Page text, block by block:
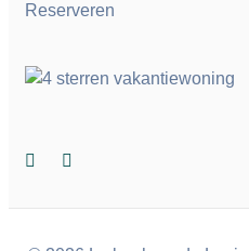
Reserveren